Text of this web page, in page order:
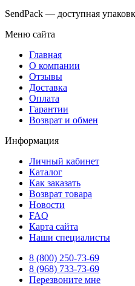
SendPack — доступная
Меню сайта
Главная
О компании
Отзывы
Доставка
Оплата
Гарантии
Возврат и обмен
Информация
Личный кабинет
Каталог
Как заказать
Возврат товара
Новости
FAQ
Карта сайта
Наши специалисты
8 (800) 250-73-69
8 (968) 733-73-69
Перезвоните мне